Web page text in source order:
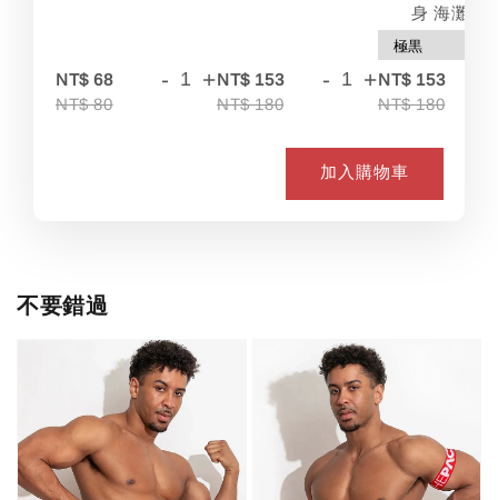
NT$ 68
NT$ 80
- +NT$ 153
NT$ 180
- +
身 海灘
NT$ 153
NT$ 180
加入購物車
不要錯過